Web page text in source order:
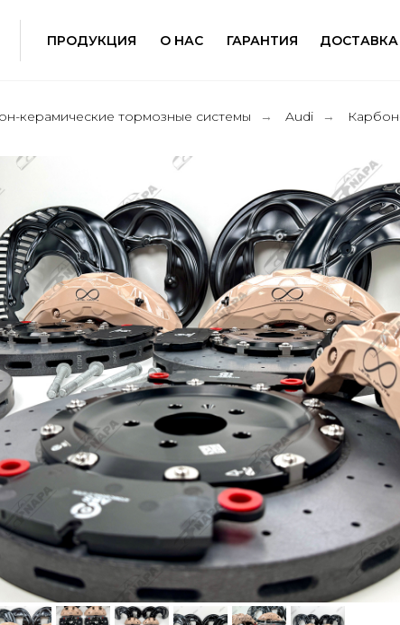
ПРОДУКЦИЯ ГАРАНТИЯ
О НАС
керамические тормозные системы → Audi →